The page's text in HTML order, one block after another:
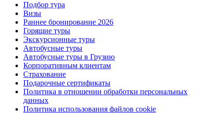
Подбор тура
Визы
Раннее бронирование 2026
Горящие туры
Экскурсионные туры
Автобусные туры
Автобусные туры в Грузию
Корпоративным клиентам
Страхование
Подарочные сертификаты
Политика в отношении обработки персональных
данных
Политика использования файлов cookie